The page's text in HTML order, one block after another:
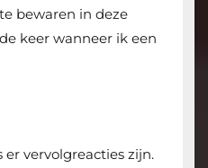
bewaren in deze
keer wanneer ik een
vervolgreacties zijn.